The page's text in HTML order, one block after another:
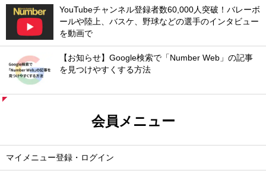
YouTubeチャンネル登録者数60,000人突破！バレーボ
ールや陸上、バスケ、野球などの選手のインタビュー
を動画で
【お知らせ】Google検索で「Number Web」の記事
を見つけやすくする方法
会員メニュー
マイメニュー登録・ログイン